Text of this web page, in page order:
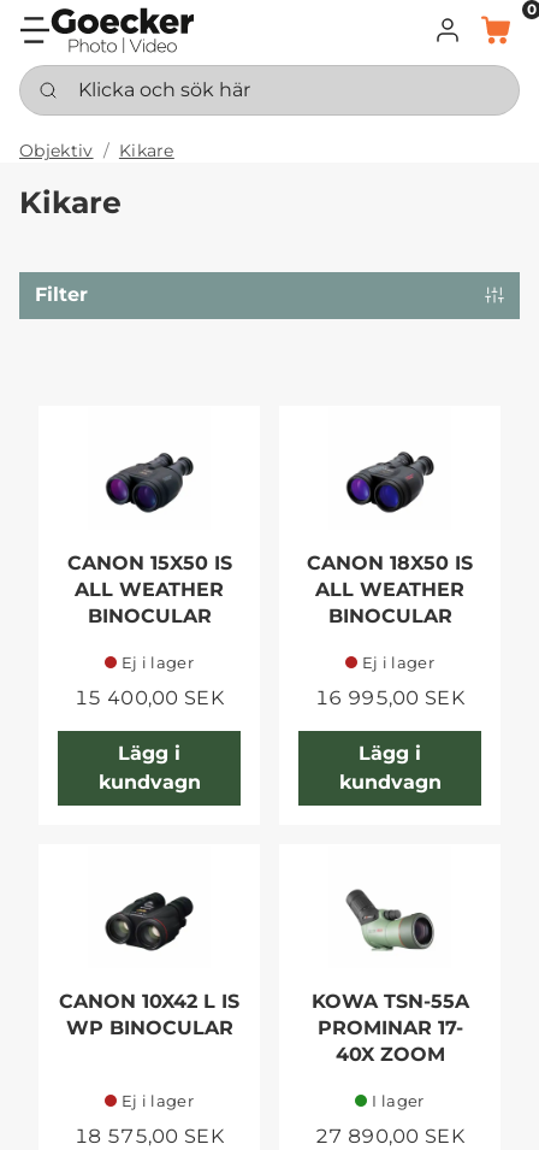
LOGGA IN
KORG
0
Klicka och sök här
Objektiv Kikare
Kikare
Filter
CANON 15X50 IS
ALL WEATHER
BINOCULAR
Ej i lager
15 400,00 SEK
Lägg i
kundvagn
CANON 18X50 IS
ALL WEATHER
BINOCULAR
Ej i lager
16 995,00 SEK
Lägg i
kundvagn
CANON 10X42 L IS
WP BINOCULAR
Ej i lager
18 575,00 SEK
KOWA TSN-55A
PROMINAR 17-
40X ZOOM
I lager
27 890,00 SEK